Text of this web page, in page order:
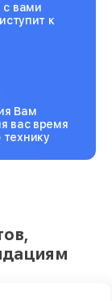
с вами
к
Вам
вас время